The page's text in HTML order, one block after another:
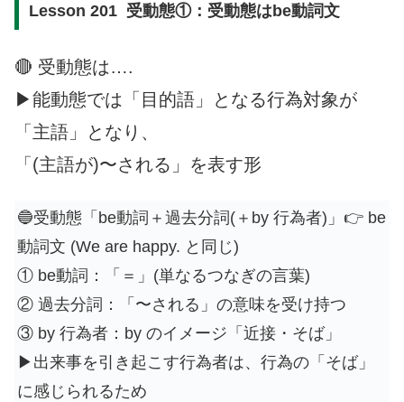
Lesson 201 受動態①：受動態はbe動詞文
🔴 受動態は….
▶︎能動態では「目的語」となる行為対象が
「主語」となり、
「(主語が)〜される」を表す形
🔵受動態「be動詞＋過去分詞(＋by 行為者)」👉 be
動詞文 (We are happy. と同じ)
① be動詞：「＝」(単なるつなぎの言葉)
② 過去分詞：「〜される」の意味を受け持つ
③ by 行為者：by のイメージ「近接・そば」
▶︎出来事を引き起こす行為者は、行為の「そば」
に感じられるため